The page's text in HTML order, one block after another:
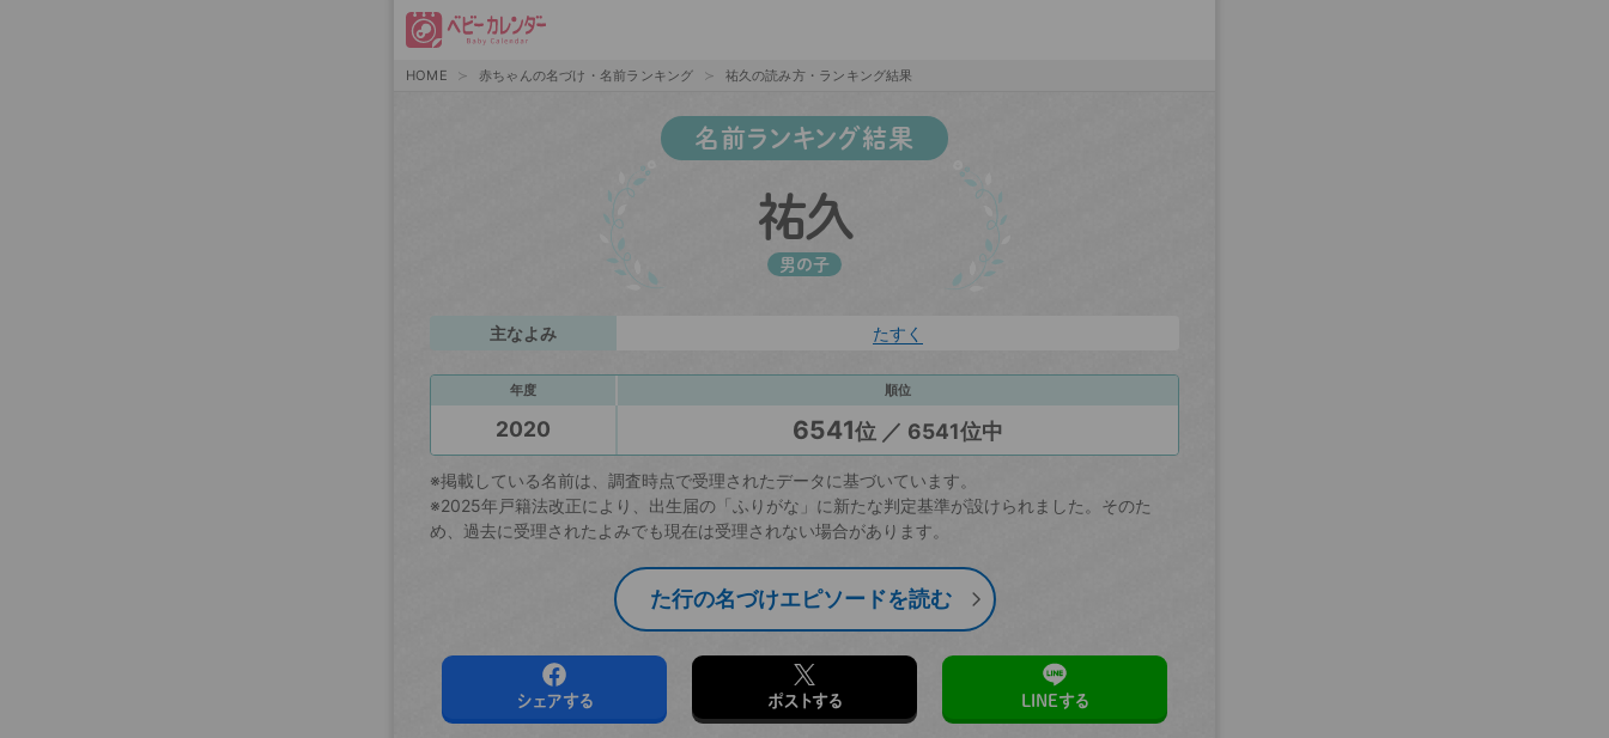
HOME 赤ちゃんの名づけ・名前ランキング 祐久の読み方・ランキング結果
名前ランキング結果
祐久
男の子
主なよみ たすく
年度 順位
2020 6541位 ／ 6541位中
※掲載している名前は、調査時点で受理されたデータに基づいています。
※2025年戸籍法改正により、出生届の「ふりがな」に新たな判定基準が設けられました。そのた
め、過去に受理されたよみでも現在は受理されない場合があります。
た行の名づけエピソードを読む
シェアする ポストする LINEする